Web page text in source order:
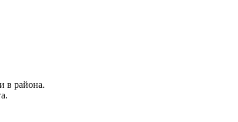
в района.